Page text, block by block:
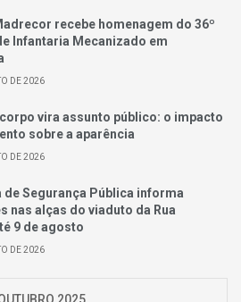
recebe homenagem do 36º
Infantaria Mecanizado em
DE 2026
vira assunto público: o impacto
sobre a aparência
DE 2026
de Segurança Pública informa
nas alças do viaduto da Rua
9 de agosto
DE 2026